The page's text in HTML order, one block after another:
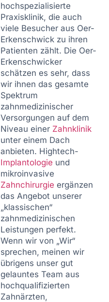
hochspezialisierte
Praxisklinik, die auch
viele Besucher aus Oer-
Erkenschwick zu ihren
Patienten zählt. Die Oer-
Erkenschwicker
schätzen es sehr, dass
wir ihnen das gesamte
Spektrum
zahnmedizinischer
Versorgungen auf dem
Niveau einer Zahnklinik
unter einem Dach
anbieten. Hightech-
Implantologie und
mikroinvasive
Zahnchirurgie ergänzen
das Angebot unserer
„klassischen“
zahnmedizinischen
Leistungen perfekt.
Wenn wir von „Wir“
sprechen, meinen wir
übrigens unser gut
gelauntes Team aus
hochqualifizierten
Zahnärzten,